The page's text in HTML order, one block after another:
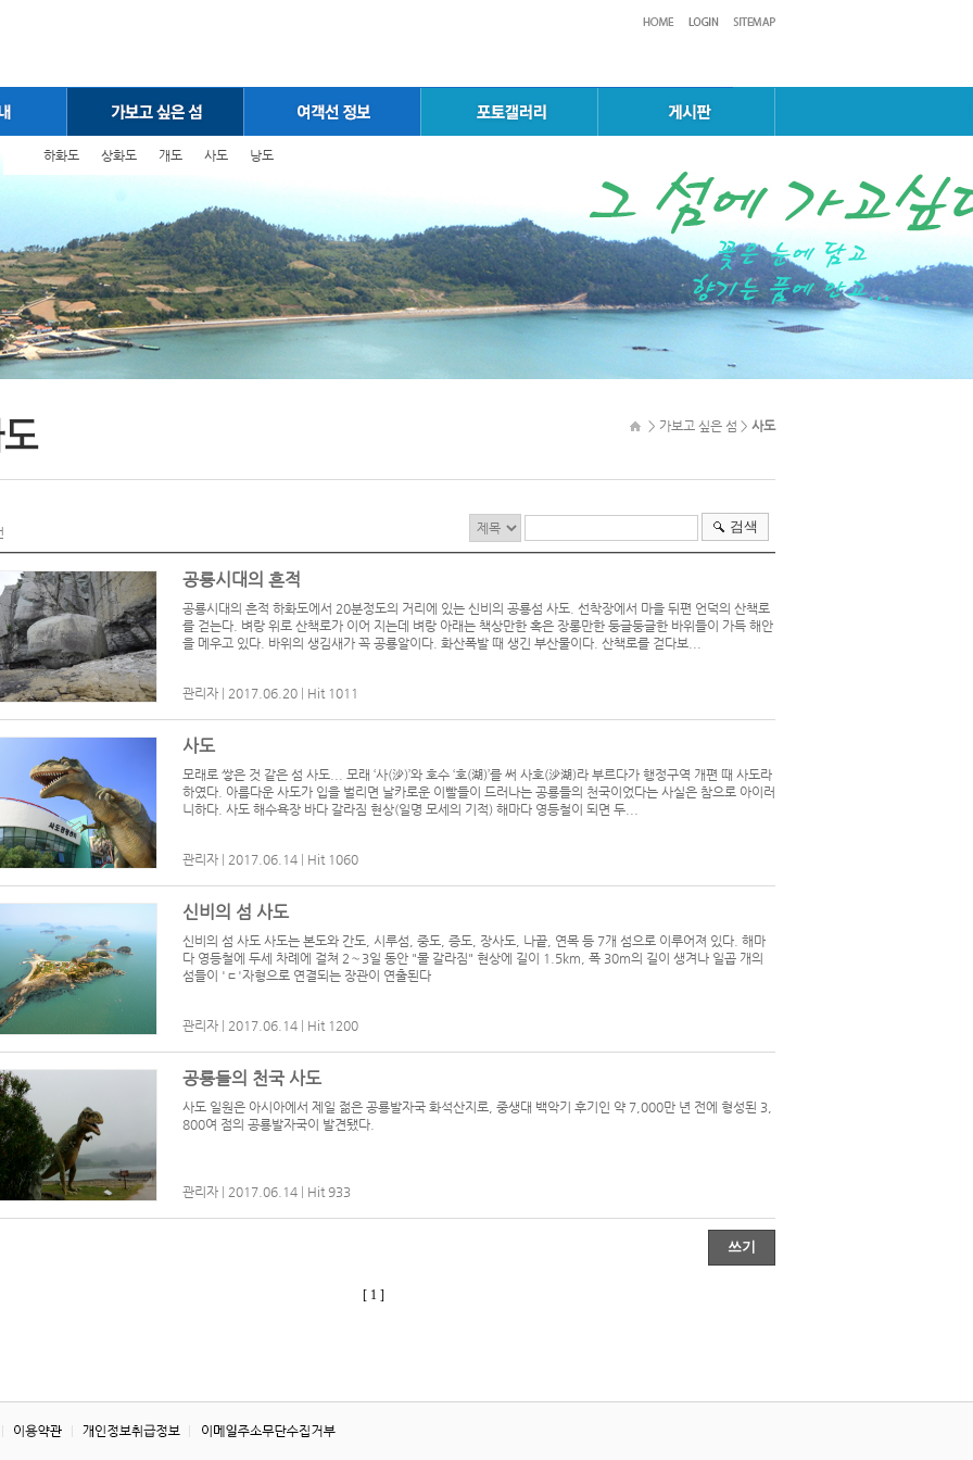
하화도 상화도 개도 사도 낭도
> 가보고 싶은 섬 > 사도
검색
공룡시대의 흔적
공룡시대의 흔적 하화도에서 20분정도의 거리에 있는 신비의 공룡섬 사도. 선착장에서 마을 뒤편 언덕의 산책로
를 걷는다. 벼랑 위로 산책로가 이어 지는데 벼랑 아래는 책상만한 혹은 장롱만한 둥글둥글한 바위들이 가득 해안
을 메우고 있다. 바위의 생김새가 꼭 공룡알이다. 화산폭발 때 생긴 부산물이다. 산책로를 걷다보...
관리자 2017.06.20 Hit 1011
사도
모래로 쌓은 것 같은 섬 사도... 모래 ‘사(沙)’와 호수 ‘호(湖)’를 써 사호(沙湖)라 부르다가 행정구역 개편 때 사도라
하였다. 아름다운 사도가 입을 벌리면 날카로운 이빨들이 드러나는 공룡들의 천국이었다는 사실은 참으로 아이러
니하다. 사도 해수욕장 바다 갈라짐 현상(일명 모세의 기적) 해마다 영등철이 되면 두...
관리자 2017.06.14 Hit 1060
신비의 섬 사도
신비의 섬 사도 사도는 본도와 간도, 시루섬, 중도, 증도, 장사도, 나끝, 연목 등 7개 섬으로 이루어져 있다. 해마
다 영등철에 두세 차례에 걸쳐 2∼3일 동안 "물 갈라짐" 현상에 길이 1.5km, 폭 30m의 길이 생겨나 일곱 개의
섬들이 'ㄷ'자형으로 연결되는 장관이 연출된다
관리자 2017.06.14 Hit 1200
공룡들의 천국 사도
사도 일원은 아시아에서 제일 젊은 공룡발자국 화석산지로, 중생대 백악기 후기인 약 7,000만 년 전에 형성된 3,
800여 점의 공룡발자국이 발견됐다.
관리자 2017.06.14 Hit 933
쓰기
[ 1 ]